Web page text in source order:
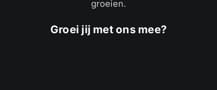
groeien.
Groei jij met ons mee?